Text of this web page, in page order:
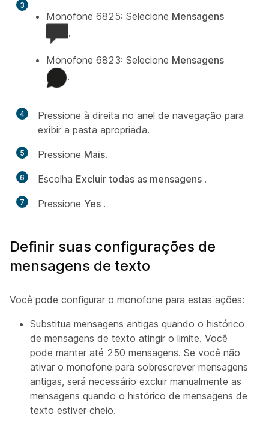
3
Monofone 6825: Selecione Mensagens
.
Monofone 6823: Selecione Mensagens
.
4
Pressione à direita no anel de navegação para
exibir a pasta apropriada.
5 Pressione Mais.
6 Escolha Excluir todas as mensagens .
7 Pressione Yes .
Definir suas configurações de
mensagens de texto
Você pode configurar o monofone para estas ações:
Substitua mensagens antigas quando o histórico
de mensagens de texto atingir o limite. Você
pode manter até 250 mensagens. Se você não
ativar o monofone para sobrescrever mensagens
antigas, será necessário excluir manualmente as
mensagens quando o histórico de mensagens de
texto estiver cheio.